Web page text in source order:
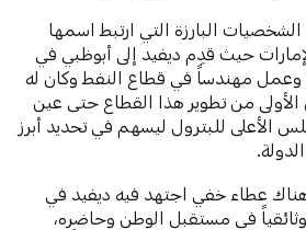
البارزة التي ارتبط اسمها
حيث قدِم ديفيد إلى أبوظبي في
وعمل مهندساً في قطاع النفط وكان له
من تطوير هذا القطاع حتى عين
الأعلى للبترول ليسهم في تحديد أبرز
عطاء خفي اجتهد فيه ديفيد في
في مستقبل الوطن وحاضره،